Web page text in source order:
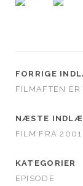
FORRIGE
FILMAFTEN
NÆSTE
FILM FRA 2001
KATEGORIER
EPISODE